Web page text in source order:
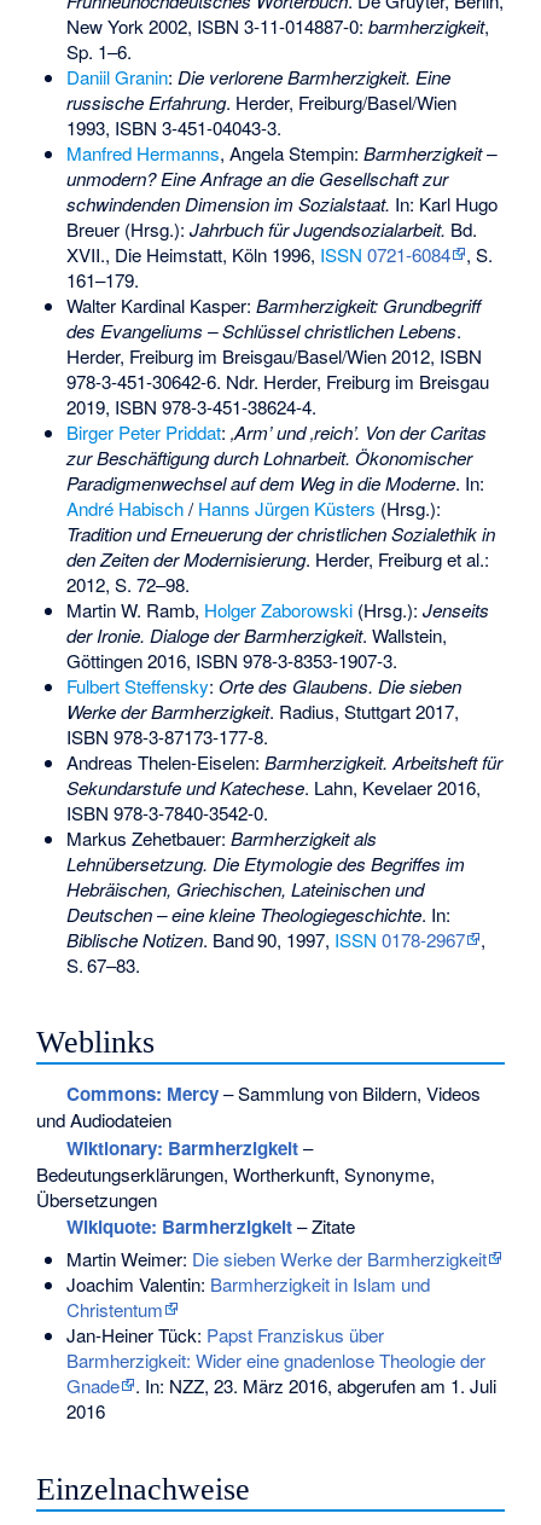
New York 2002, ISBN 3-11-014887-0: barmherzigkeit,
Sp. 1–6.
Daniil Granin: Die verlorene Barmherzigkeit. Eine
russische Erfahrung. Herder, Freiburg/Basel/Wien
1993, ISBN 3-451-04043-3.
Manfred Hermanns, Angela Stempin: Barmherzigkeit –
unmodern? Eine Anfrage an die Gesellschaft zur
schwindenden Dimension im Sozialstaat. In: Karl Hugo
Breuer(Hrsg.): Jahrbuch für Jugendsozialarbeit. Bd.
XVII., Die Heimstatt, Köln 1996, ISSN 0721-6084
, S.
161–179.
Walter Kardinal Kasper: Barmherzigkeit: Grundbegriff
des Evangeliums – Schlüssel christlichen Lebens.
Herder, Freiburg im Breisgau/Basel/Wien 2012, ISBN
978-3-451-30642-6. Ndr. Herder, Freiburg im Breisgau
2019, ISBN 978-3-451-38624-4.
Birger Peter Priddat: ‚Arm’ und ‚reich’. Von der Caritas
zur Beschäftigung durch Lohnarbeit. Ökonomischer
Paradigmenwechsel auf dem Weg in die Moderne. In:
André Habisch/Hanns Jürgen Küsters (Hrsg.):
Tradition und Erneuerung der christlichen Sozialethik in
den Zeiten der Modernisierung. Herder, Freiburg et al.:
2012, S. 72–98.
Martin W. Ramb, Holger Zaborowski(Hrsg.): Jenseits
der Ironie. Dialoge der Barmherzigkeit. Wallstein,
Göttingen 2016, ISBN 978-3-8353-1907-3.
Fulbert Steffensky: Orte des Glaubens. Die sieben
Werke der Barmherzigkeit. Radius, Stuttgart 2017,
ISBN 978-3-87173-177-8.
Andreas Thelen-Eiselen: Barmherzigkeit. Arbeitsheft für
Sekundarstufe und Katechese. Lahn, Kevelaer 2016,
ISBN 978-3-7840-3542-0.
Markus Zehetbauer: Barmherzigkeit als
Lehnübersetzung. Die Etymologie des Begriffes im
Hebräischen, Griechischen, Lateinischen und
Deutschen – eine kleine Theologiegeschichte. In:
Biblische Notizen. Band90, 1997, ISSN 0178-2967
,
S.67–83.
Weblinks
Commons: Mercy– Sammlung von Bildern, Videos
und Audiodateien
Wiktionary: Barmherzigkeit–
Bedeutungserklärungen, Wortherkunft, Synonyme,
Übersetzungen
Wikiquote: Barmherzigkeit– Zitate
Martin Weimer: Die sieben Werke der Barmherzigkeit
Joachim Valentin: Barmherzigkeit in Islam und
Christentum
Jan-Heiner Tück: Papst Franziskus über
Barmherzigkeit: Wider eine gnadenlose Theologie der
Gnade
. In: NZZ, 23. März 2016, abgerufen am 1. Juli
2016
Einzelnachweise